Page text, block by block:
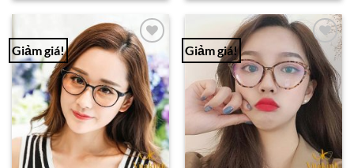
Giảm giá!
Add to
Wishlist
Giảm giá!
Add to
Wishlist